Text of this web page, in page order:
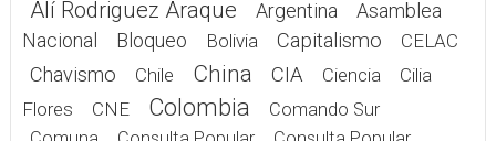
Alí Rodriguez Araque Argentina
Asamblea
Nacional
Bloqueo Bolivia Capitalismo CELAC
Chavismo Chile China CIA Ciencia
Cilia
Flores
CNE Colombia
Comando Sur